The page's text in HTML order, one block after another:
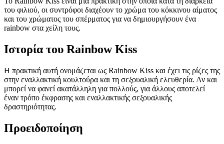
του φιλιού, οι συντρόφοι διαχέουν το χρώμα του κόκκινου αίματος
και του χρώματος του σπέρματος για να δημιουργήσουν ένα
rainbow στα χείλη τους.
Ιστορία του Rainbow Kiss
Η πρακτική αυτή ονομάζεται ως Rainbow Kiss και έχει τις ρίζες της
στην εναλλακτική κουλτούρα και τη σεξουαλική ελευθερία. Αν και
μπορεί να φανεί ακατάλληλη για πολλούς, για άλλους αποτελεί
έναν τρόπο έκφρασης και εναλλακτικής σεξουαλικής
δραστηριότητας.
Προειδοποίηση